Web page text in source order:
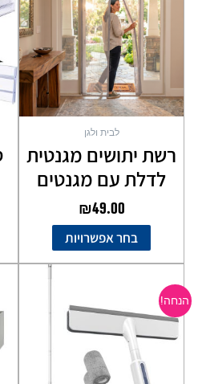
לבית ולגן
רשת יתושים מגנטית
לדלת עם מגנטים
₪49.00
בחר אפשרויות
מספר
סוגים.
ניתן
לבחור
את
האפשרויות
בעמוד
הנחה!
היה:
₪129.00.
המחיר